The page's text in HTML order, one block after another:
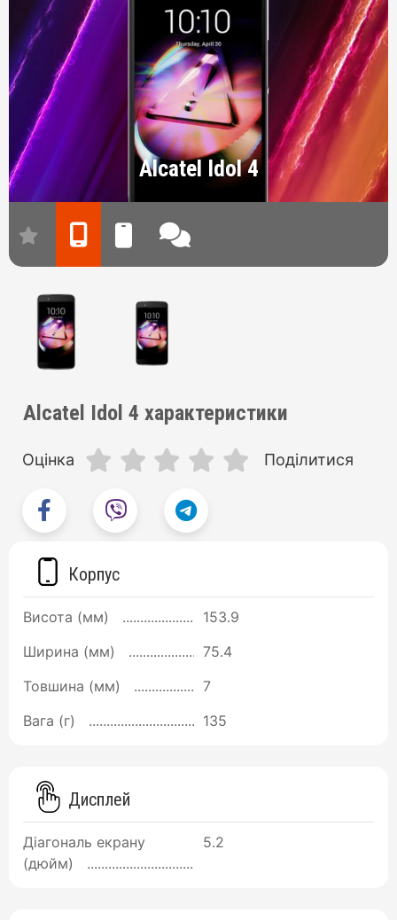
Alcatel Idol 4
Alcatel Idol 4 характеристики
Оцінка Поділитися
Корпус
Висота (мм)
153.9
Ширина (мм)
75.4
Товшина (мм)
7
Вага (г)
135
Дисплей
Діагональ екрану
(дюйм)
5.2